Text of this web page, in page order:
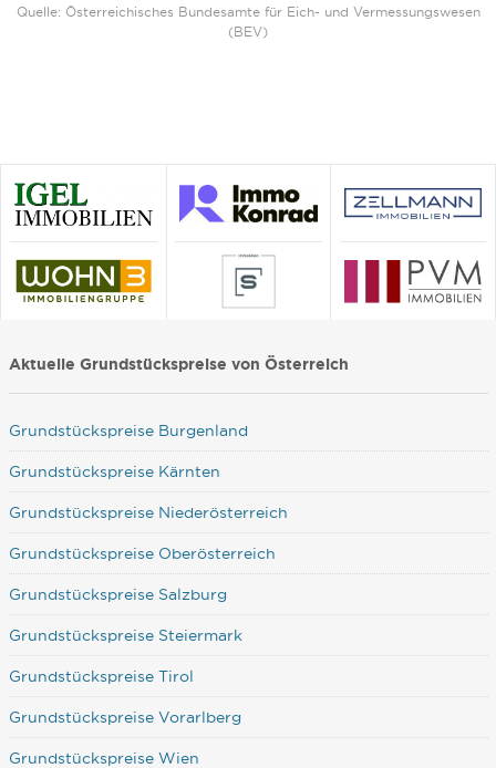
Quelle: Österreichisches Bundesamte für Eich- und Vermessungswesen
(BEV)
Aktuelle Grundstückspreise von Österreich
Grundstückspreise Burgenland
Grundstückspreise Kärnten
Grundstückspreise Niederösterreich
Grundstückspreise Oberösterreich
Grundstückspreise Salzburg
Grundstückspreise Steiermark
Grundstückspreise Tirol
Grundstückspreise Vorarlberg
Grundstückspreise Wien